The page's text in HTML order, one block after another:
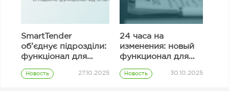
SmartTender
об’єднує підрозділи:
функціонал для
узгодження
закупівель
Новость 27.10.2025
24 часа на
изменения: новый
функционал для
исправления
информации в
Новость 30.10.2025